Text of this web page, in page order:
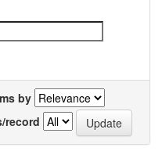
by
record